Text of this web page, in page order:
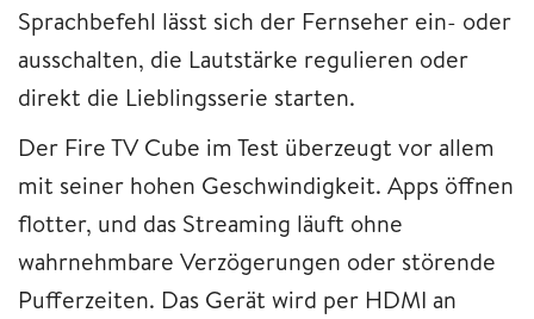
Sprachbefehl lässt sich der Fernseher ein- oder
ausschalten, die Lautstärke regulieren oder
direkt die Lieblingsserie starten.
Der Fire TV Cube im Test überzeugt vor allem
mit seiner hohen Geschwindigkeit. Apps öffnen
flotter, und das Streaming läuft ohne
wahrnehmbare Verzögerungen oder störende
Pufferzeiten. Das Gerät wird per HDMI an